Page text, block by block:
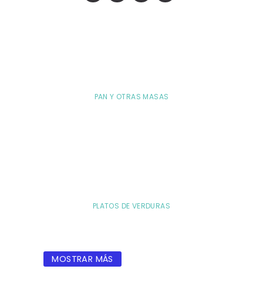
PAN Y OTRAS MASAS
PLATOS DE VERDURAS
MOSTRAR MÁS